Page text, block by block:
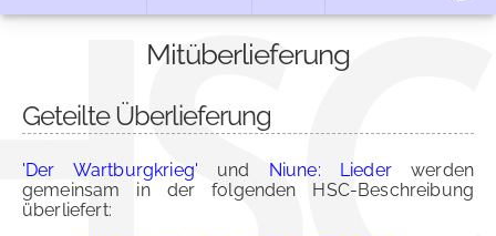
Mitüberlieferung
Geteilte Überlieferung
'Der Wartburgkrieg' und Niune: Liederwerden
gemeinsam in der folgenden HSC-Beschreibung
überliefert: